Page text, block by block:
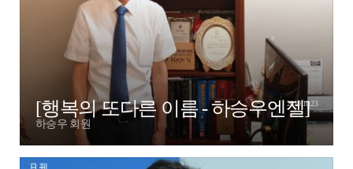
[행복의 또다른 이름 - 하승우엔젤]
하승우 회원
2019.10.23